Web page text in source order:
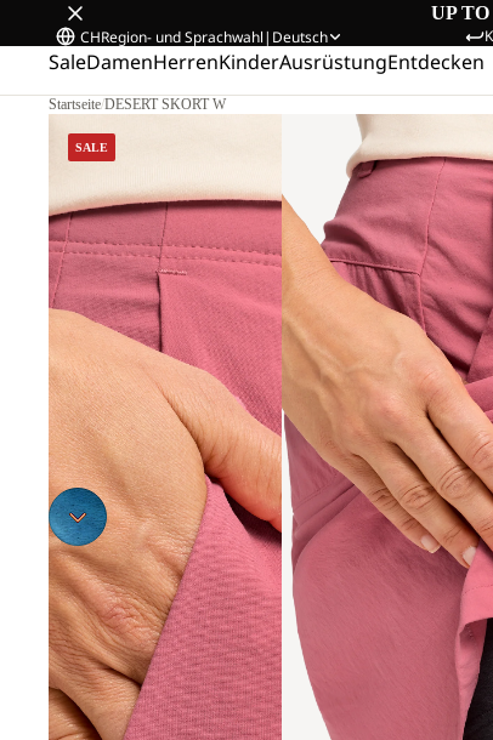
UP
CHRegion- und Sprachwahl| Deutsch
SaleDamenHerrenKinderAusrüstungEntdecken
Startseite/DESERT SKORT W
SALE